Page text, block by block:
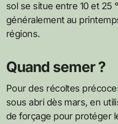
sol se situe entre 10 et 25
généralement au
régions.
Quand semer ?
Pour des récoltes
sous abri dès mars, en
de forçage pour protéger